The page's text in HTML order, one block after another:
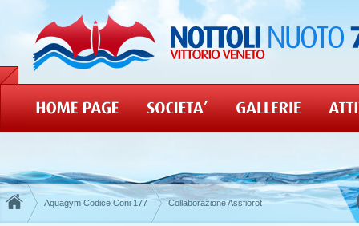
Aquagym Codice Coni 177 Collaborazione Assfiorot